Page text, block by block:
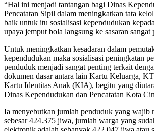
“Hal ini menjadi tantangan bagi Dinas
Pencatatan Sipil dalam meningkatkan tata
baik untuk itu sosialisasi kependudukan
upaya jemput bola langsung ke sasaran
Untuk meningkatkan kesadaran dalam
kependudukan maka sosialisasi peningkatan
penduduk menjadi sangat penting terkait
dokumen dasar antara lain Kartu Keluarga,
Kartu Identitas Anak (KIA), begitu yang
Dinas Kependudukan dan Pencatatan Kota
Ia menyebutkan jumlah penduduk yang wajib
sebesar 424.375 jiwa, jumlah warga yang